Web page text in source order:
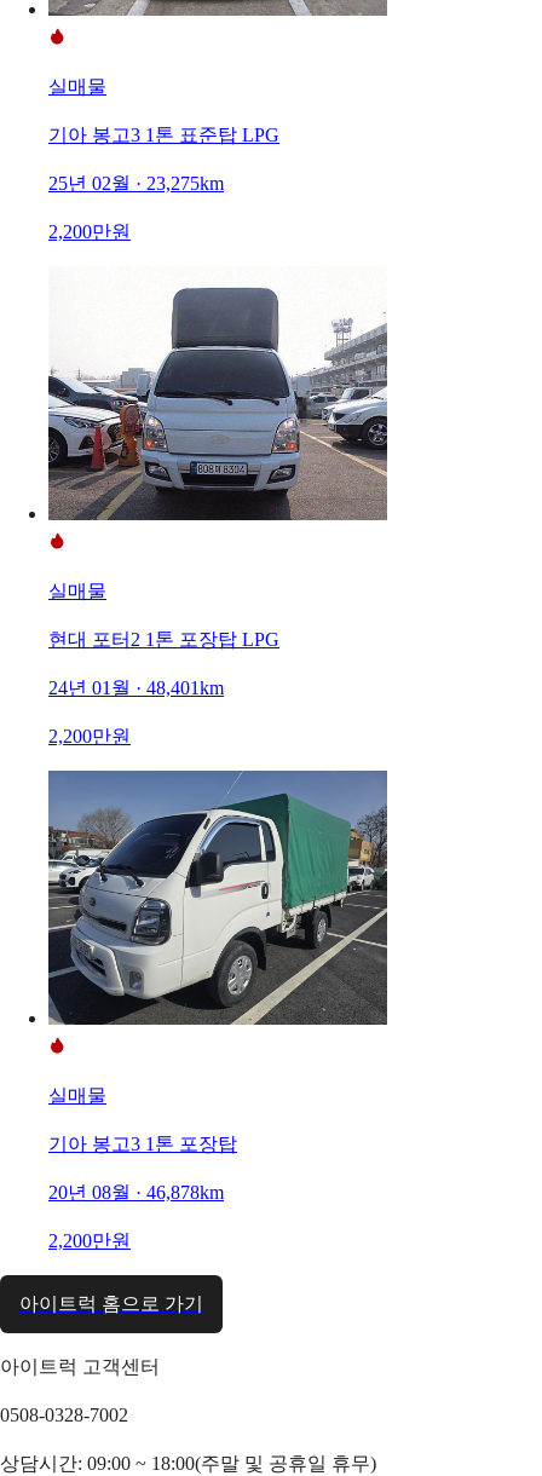
실매물
기아 봉고3 1톤 표준탑 LPG
25년 02월 · 23,275km
2,200만원
실매물
현대 포터2 1톤 포장탑 LPG
24년 01월 · 48,401km
2,200만원
실매물
기아 봉고3 1톤 포장탑
20년 08월 · 46,878km
2,200만원
아이트럭 홈으로 가기
아이트럭 고객센터
0508-0328-7002
상담시간: 09:00 ~ 18:00(주말 및 공휴일 휴무)